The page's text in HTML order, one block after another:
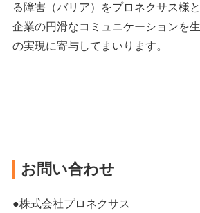
る障害（バリア）をプロネクサス様
企業の円滑なコミュニケーションを
の実現に寄与してまいります。
お問い合わせ
●株式会社プロネクサス